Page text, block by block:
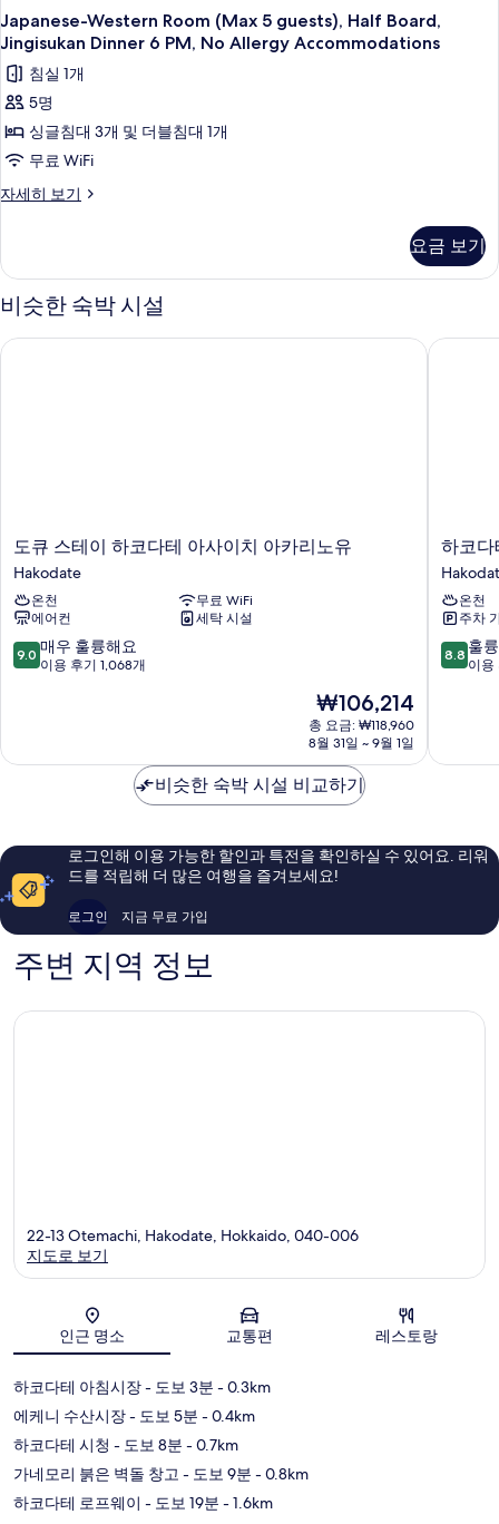
Japanese-Western Room (Max 5 guests), Half Board,
Jingisukan Dinner 6 PM, No Allergy Accommodations
침실 1개
5명
싱글침대 3개 및 더블침대 1개
무료 WiFi
자세히 보기
Japanese-
5
guests),
Half
Board,
Jingisukan
요금 보기
비슷한 숙박 시설
도
큐
스
테
이
하
코
이
리
유
Hakodate
도큐 스테이 하코다테 아사이치 아카리노유
Hakodate
온천
무료 WiFi
에어컨
세탁 시설
10
점
점,
륭
요,
이
기
1,068
9.0 매우 훌륭해요
이용 후기 1,068개
현
재
요
₩106,214
₩106,214
총 요금: ₩118,960
8월 31일 ~ 9월 1일
도큐 스테이 하코다테 아사이치 아카리노유
하
코
다
테
코
쿠
사
하코다
온천
주차
10
점
점,
요,
이
8.8 훌
이용
하코다
비슷한 숙박 시설 비교하기
로그인해 이용 가능한 할인과 특전을 확인하실 수 있어요. 리워
드를 적립해 더 많은 여행을 즐겨보세요!
로그인 지금 무료 가입
주변 지역 정보
지도
22-13 Otemachi, Hakodate, Hokkaido, 040-006
지도로 보기
인근 명소 교통편 레스토랑
하코다테 아침시장- 도보 3분 - 0.3km
에케니 수산시장- 도보 5분 - 0.4km
하코다테 시청 - 도보 8분 - 0.7km
가네모리 붉은 벽돌 창고 - 도보 9분 - 0.8km
하코다테 로프웨이 - 도보 19분 - 1.6km